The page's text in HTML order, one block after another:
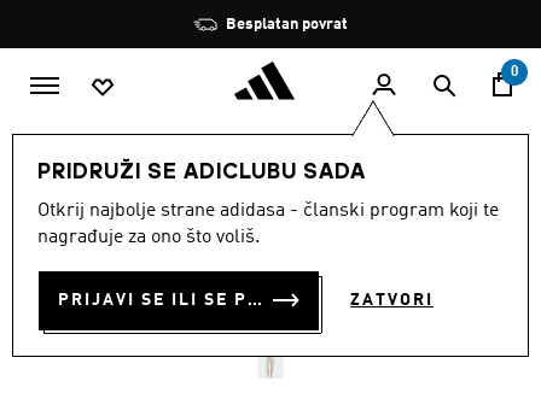
Zaustavi
rotaciju
Besplatan povrat
0
PRIDRUŽI SE ADICLUBU SADA
Otkrij najbolje strane adidasa - članski program koji te
nagrađuje za ono što voliš.
PRIJAVI SE ILI SE PRIDRUŽI SADA ZATVORI
Odjeća
HYGLM 1/1 L Q4
€ 33.00
27.50 Posljednja najniža cijena
Originalna cijena
Cijena umanjena od
€ 55.00za